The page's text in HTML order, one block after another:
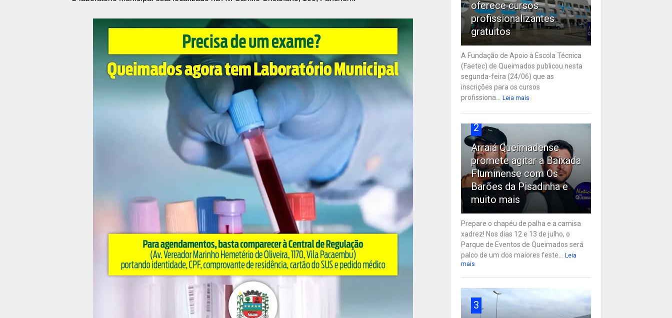
oferece cursos
profissionalizantes
gratuitos
A Fundação de Apoio à Escola Técnica
(Faetec) de Queimados publicou nesta
segunda-feira (24/06) que as
inscrições para os cursos
profissiona...
Leia mais
2
Arraiá Queimadense
promete agitar a Baixada
Fluminense com Os
Barões da Pisadinha e
muito mais
Prepare o chapéu de palha e a camisa
xadrez! Nos dias 12 e 13 de julho, o
Parque de Eventos de Queimados será
palco de um dos maiores feste...
Leia
mais
3